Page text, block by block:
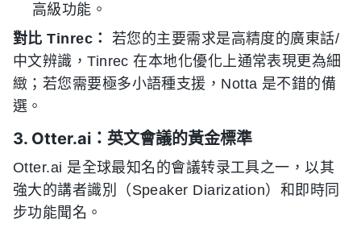
高級功能。
對比 Tinrec：
若您的主要需求是高精度的廣東話/
中文辨識，Tinrec 在本地化優化上通常表現更為細
緻；若您需要極多小語種支援，Notta 是不錯的備
選。
3. Otter.ai：英文會議的黃金標準
Otter.ai 是全球最知名的會議转录工具之一，以其
強大的講者識別（Speaker Diarization）和即時同
步功能聞名。